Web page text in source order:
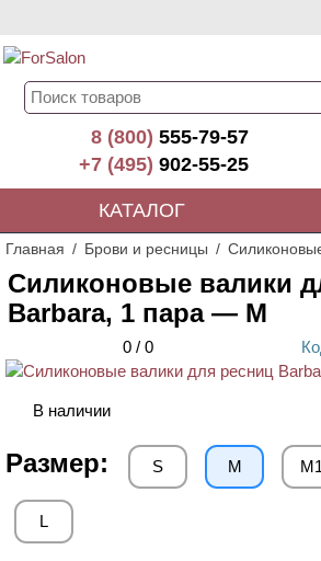
8 (800)555-79-57
+7 (495)902-55-25
КАТАЛОГ
Главная Брови и ресницы
Силиконовые валики
Barbara, 1 пара — M
0 / 0
В наличии
Размер: S M M1
L